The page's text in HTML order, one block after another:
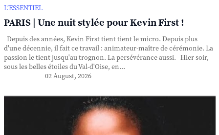
L’ESSENTIEL
PARIS | Une nuit stylée pour Kevin First !
Depuis des années, Kevin First tient tient le micro. Depuis plus
d'une décennie, il fait ce travail : animateur-maître de cérémonie. La
passion le tient jusqu'au trognon. La persévérance aussi. Hier soir,
sous les belles étoiles du Val-d'Oise, en...
02 August, 2026